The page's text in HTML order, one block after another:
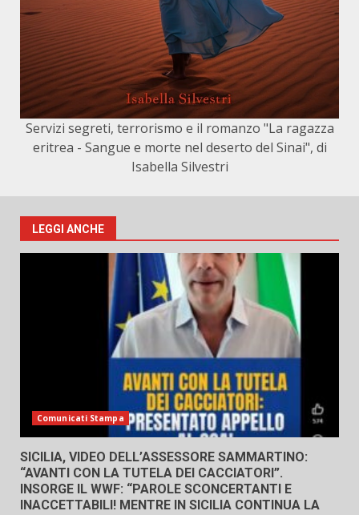
Servizi segreti, terrorismo e il romanzo "La ragazza
eritrea - Sangue e morte nel deserto del Sinai", di
Isabella Silvestri
LEGGI ANCHE
Comunicati Stampa
SICILIA, VIDEO DELL’ASSESSORE SAMMARTINO:
“AVANTI CON LA TUTELA DEI CACCIATORI”.
INSORGE IL WWF: “PAROLE SCONCERTANTI E
INACCETTABILI! MENTRE IN SICILIA CONTINUA LA